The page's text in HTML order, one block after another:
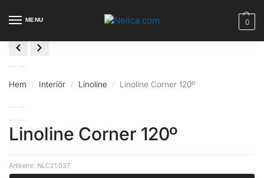
MENU 0
Hem / Interiör / Linoline / Linoline Corner 120º
Linoline Corner 120º
Artikelnr: NLC21.037